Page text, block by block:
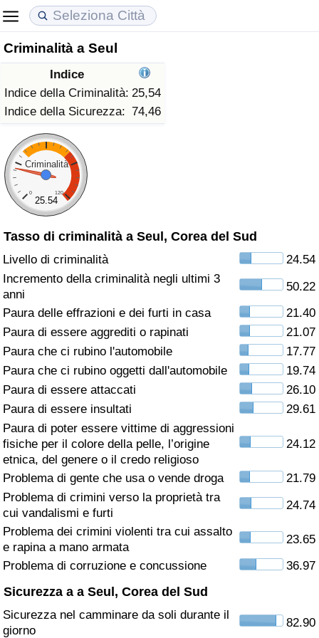
Criminalità a Seul
Indice
Indice della Criminalità: 25,54
Indice della Sicurezza: 74,46
Criminalità
0 120
25.54
Tasso di criminalità a Seul, Corea del Sud
Livello di criminalità
24.54
Incremento della criminalità negli ultimi 3
anni
50.22
Paura delle effrazioni e dei furti in casa
21.40
Paura di essere aggrediti o rapinati
21.07
Paura che ci rubino l'automobile
17.77
Paura che ci rubino oggetti dall'automobile
19.74
Paura di essere attaccati
26.10
Paura di essere insultati
29.61
Paura di poter essere vittime di aggressioni
fisiche per il colore della pelle, l’origine
etnica, del genere o il credo religioso
24.12
Problema di gente che usa o vende droga
21.79
Problema di crimini verso la proprietà tra
cui vandalismi e furti
24.74
Problema dei crimini violenti tra cui assalto
e rapina a mano armata
23.65
Problema di corruzione e concussione
36.97
Sicurezza a a Seul, Corea del Sud
Sicurezza nel camminare da soli durante il
giorno
82.90
Costo della vita
Indice Del Costo Della Vita (corrente)
Indice Del Costo Della Vita
Indice del Costo della Vita per Nazione
ad Aqaba
Prezzi degli immobili
Indice del Prezzo delle Case (Corrente)
Indice del Prezzo delle Case
Indice del Prezzo delle Case per Nazione
Qualità della Vita
Indice della Qualità della Vita
Indice della Qualità della Vita (Corrente)
Indice della qualità della vita per Paese
Criminalità
Indice del Tasso di Criminalità (Corrente)
Indice della Criminalità
Indice di criminalità per paese
Assistenza Sanitaria
Indice dell’Assistenza Sanitaria (Corrente)
Indice dell’Assistenza Sanitaria
Indice dell’Assistenza Sanitaria per
Nazione
Inquinamento
Indice dell’Inquinamento (Corrente)
Indice dell’Inquinamento per Nazione